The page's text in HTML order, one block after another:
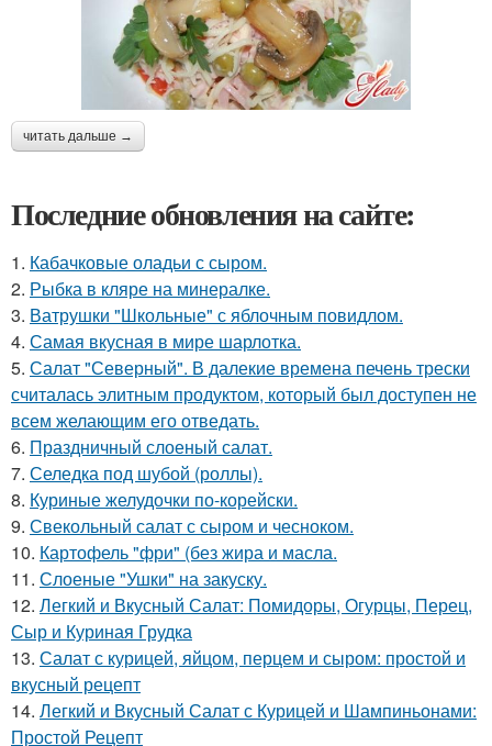
читать дальше →
Последние обновления на сайте:
1. Кабачковые оладьи с сыром.
2. Рыбка в кляре на минералке.
3. Ватрушки "Школьные" с яблочным повидлом.
4. Самая вкусная в мире шарлотка.
5. Салат "Северный". В далекие времена печень трески
считалась элитным продуктом, который был доступен не
всем желающим его отведать.
6. Праздничный слоеный салат.
7. Селедка под шубой (роллы).
8. Куриные желудочки по-корейски.
9. Свекольный салат с сыром и чесноком.
10. Картофель "фри" (без жира и масла.
11. Слоеные "Ушки" на закуску.
12. Легкий и Вкусный Салат: Помидоры, Огурцы, Перец,
Сыр и Куриная Грудка
13. Салат с курицей, яйцом, перцем и сыром: простой и
вкусный рецепт
14. Легкий и Вкусный Салат с Курицей и Шампиньонами:
Простой Рецепт